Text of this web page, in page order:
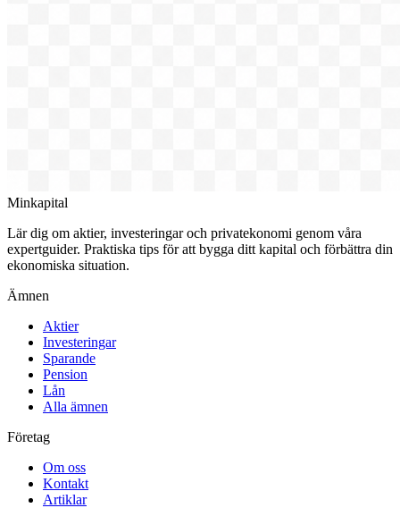
Minkapital
Lär dig om aktier, investeringar och privatekonomi genom våra
expertguider. Praktiska tips för att bygga ditt kapital och förbättra din
ekonomiska situation.
Ämnen
Aktier
Investeringar
Sparande
Pension
Lån
Alla ämnen
Företag
Om oss
Kontakt
Artiklar